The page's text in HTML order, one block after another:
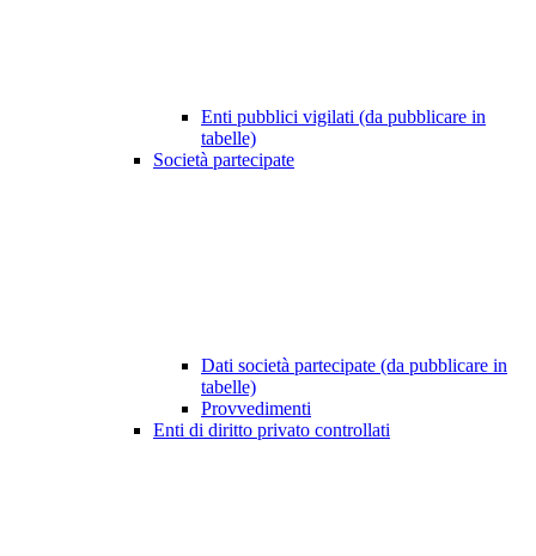
Enti pubblici vigilati (da pubblicare in
tabelle)
Società partecipate
Dati società partecipate (da pubblicare in
tabelle)
Provvedimenti
Enti di diritto privato controllati